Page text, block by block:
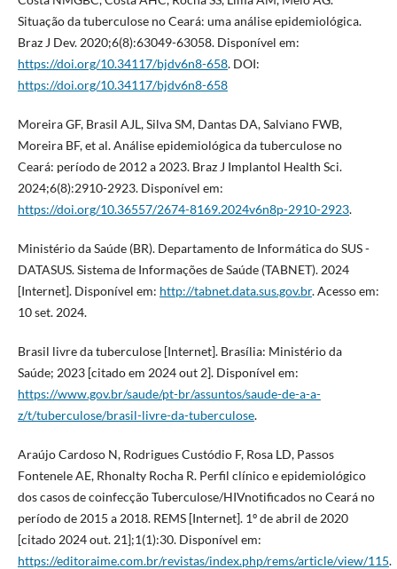
Situação da tuberculose no Ceará: uma análise epidemiológica.
Braz J Dev. 2020;6(8):63049-63058. Disponível em:
https://doi.org/10.34117/bjdv6n8-658. DOI:
https://doi.org/10.34117/bjdv6n8-658
Moreira GF, Brasil AJL, Silva SM, Dantas DA, Salviano FWB,
Moreira BF, et al. Análise epidemiológica da tuberculose no
Ceará: período de 2012 a 2023. Braz J Implantol Health Sci.
2024;6(8):2910-2923. Disponível em:
https://doi.org/10.36557/2674-8169.2024v6n8p-2910-2923.
Ministério da Saúde (BR). Departamento de Informática do SUS -
DATASUS. Sistema de Informações de Saúde (TABNET). 2024
[Internet]. Disponível em: http://tabnet.data.sus.gov.br. Acesso em:
10 set. 2024.
Brasil livre da tuberculose [Internet]. Brasília: Ministério da
Saúde; 2023 [citado em 2024 out 2]. Disponível em:
https://www.gov.br/saude/pt-br/assuntos/saude-de-a-a-
z/t/tuberculose/brasil-livre-da-tuberculose.
Araújo Cardoso N, Rodrigues Custódio F, Rosa LD, Passos
Fontenele AE, Rhonalty Rocha R. Perfil clínico e epidemiológico
dos casos de coinfecção Tuberculose/HIVnotificados no Ceará no
período de 2015 a 2018. REMS [Internet]. 1º de abril de 2020
[citado 2024 out. 21];1(1):30. Disponível em:
https://editoraime.com.br/revistas/index.php/rems/article/view/115.